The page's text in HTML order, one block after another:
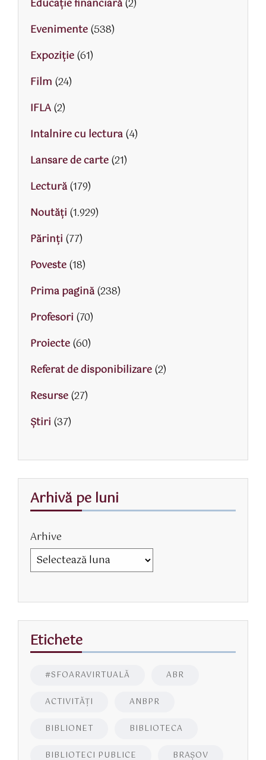
Educaţie financiară(2)
Evenimente(538)
Expoziție(61)
Film (24)
IFLA(2)
Intalnire cu lectura(4)
Lansare de carte(21)
Lectură(179)
Noutăți (1.929)
Părinţi (77)
Poveste(18)
Prima pagină(238)
Profesori (70)
Proiecte(60)
Referat de disponibilizare(2)
Resurse(27)
Știri (37)
Arhivă pe luni
Arhive
Etichete
#SFOARAVIRTUALĂ ABR
ACTIVITĂŢI ANBPR
BIBLIONET BIBLIOTECA
BIBLIOTECI PUBLICE BRAŞOV